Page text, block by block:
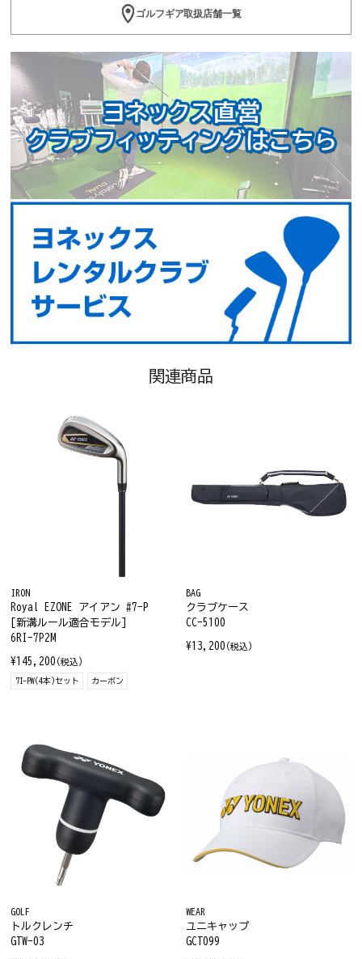
ゴルフギア取扱店舗一覧
関連商品
IRON
Royal EZONE アイアン #7-P
[新溝ルール適合モデル]
6RI-7P2M
¥145,200 (税込)
7I-PW(4本)セット カーボン
BAG
クラブケース
CC-5100
¥13,200 (税込)
GOLF
トルクレンチ
GTW-03
WEAR
ユニキャップ
GCT099